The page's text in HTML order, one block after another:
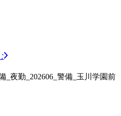
_夜勤_202606_警備_玉川学園前